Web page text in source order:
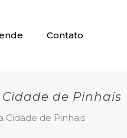
Contato
de Pinhais
Cidade de Pinhais